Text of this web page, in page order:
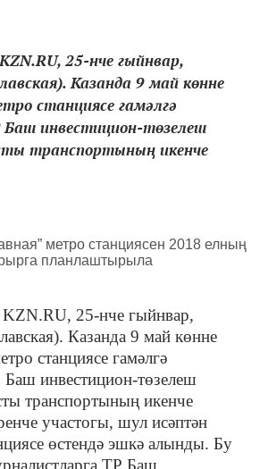
25-нче гыйнвар,
Казанда 9 май көнне
станциясе гамәлгә
Баш инвестицион-төзелеш
транспортының икенче
25-нче гыйнвар,
Казанда 9 май көнне
станциясе гамәлгә
Баш инвестицион-төзелеш
транспортының икенче
участогы, шул исәптән
өстендә эшкә алынды. Бу
ТР Баш